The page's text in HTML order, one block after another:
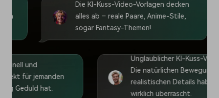
Die KI-Kuss-Video-Vorlagen decken
alles ab – reale Paare, Anime-Stile,
sogar Fantasy-Themen!
ist schnell und
Perfekt für jemanden
der wenig Geduld hat.
Unglaublicher KI-
Die natürlichen
realistischen
wirklich